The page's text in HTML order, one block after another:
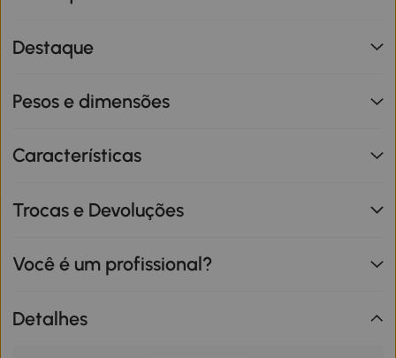
Destaque
Pesos e dimensões
Características
Trocas e Devoluções
Você é um profissional?
Detalhes